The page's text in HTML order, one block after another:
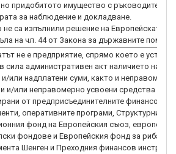
придобитото имущество с ръководителя
за наблюдение и докладване.
не са изпълнили решение на Европейската
на чл. 44 от Закона за държавните
не е предприятие, спрямо което е
сила административен акт наличието на
и/или надплатени суми, както и неправомерно
и/или неправомерно усвоени средства по
от предприсъединителните финансови
оперативните програми, Структурните
фонд на Европейския съюз,
фондове и Европейския фонд за
Шенген и Преходния финансов